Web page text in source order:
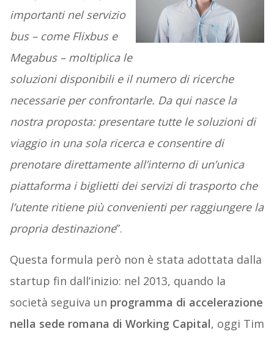
importanti nel servizio
bus – come Flixbus e
Megabus – moltiplica le
soluzioni disponibili e il numero di ricerche
necessarie per confrontarle. Da qui nasce la
nostra proposta: presentare tutte le soluzioni di
viaggio in una sola ricerca e consentire di
prenotare direttamente all’interno di un’unica
piattaforma i biglietti dei servizi di trasporto che
l’utente ritiene più convenienti per raggiungere la
propria destinazione”.
Questa formula però non è stata adottata dalla
startup fin dall’inizio: nel 2013, quando la
società seguiva un programma di accelerazione
nella sede romana di Working Capital, oggi Tim